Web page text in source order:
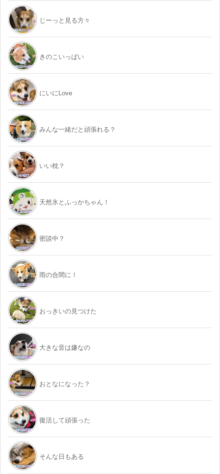
じーっと見る方々
きのこいっぱい
にいにLove
みんな一緒だと頑張れる？
いい枕？
天然氷とふっかちゃん！
密談中？
雨の合間に！
おっきいの見つけた
大きな音は嫌なの
おとなになった？
復活して頑張った
そんな日もある